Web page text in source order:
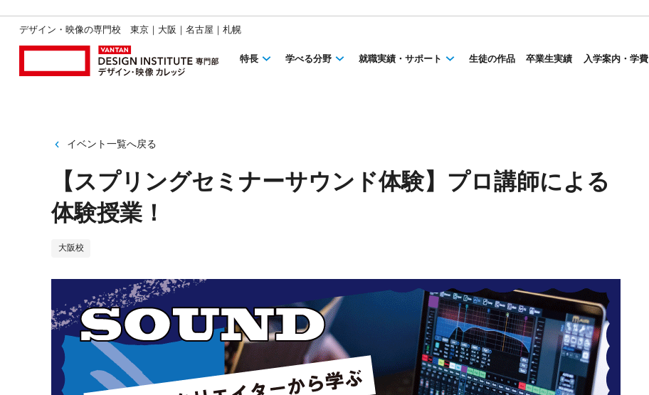
デザイン・映像の専門校 東京｜大阪｜名古屋｜札幌
特長 学べる分野 就職実績・サポート 生徒の作品 卒業生実績 入学案内・学費
イベント一覧へ戻る
【スプリングセミナーサウンド体験】プロ講師による
体験授業！
大阪校